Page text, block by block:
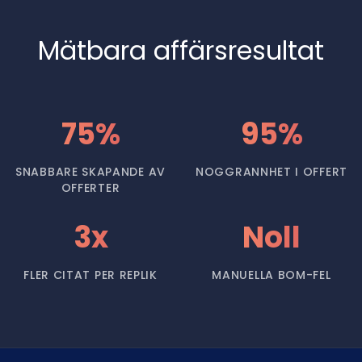
Mätbara affärsresultat
75%
SNABBARE SKAPANDE AV
OFFERTER
95%
NOGGRANNHET I OFFERT
3x
FLER CITAT PER REPLIK
Noll
MANUELLA BOM-FEL